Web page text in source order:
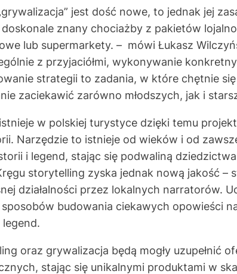
jest dość nowe, to jednak jej
znany chociażby z pakietów
lub supermarkety. – mówi Łukasz
z przyjaciółmi, wykonywanie
strategii to zadania, w które chętnie
zaciekawić zarówno młodszych, jak i
w polskiej turystyce dzięki temu
Narzędzie to istnieje od wieków i od
i legend, stając się podwaliną
storytelling zyska jednak nową jakość –
działalności przez lokalnych narratorów.
budowania ciekawych opowieści
oraz grywalizacja będą mogły uzupełnić
stając się unikalnymi produktami w